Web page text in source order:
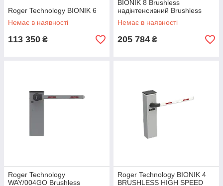
Roger Technology BIONIK 6
Немає в наявності
113 350 ₴
BIONIK 8 Brushless
надінтенсивний Brushless
Немає в наявності
205 784 ₴
Roger Technology
WAY/004GO Brushless
Roger Technology BIONIK 4
BRUSHLESS HIGH SPEED